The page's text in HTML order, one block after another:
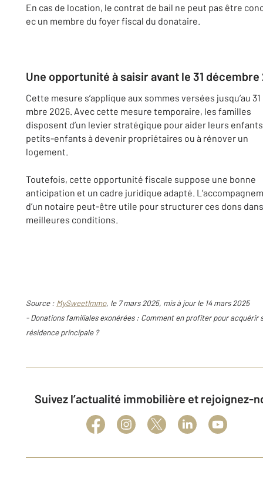
En cas de location, le contrat de bail ne peut pas être
ec un membre du foyer fiscal du donataire.
Une opportunité à saisir avant le 31 décembre
Cette mesure s’applique aux sommes versées jusqu’au
mbre 2026. Avec cette mesure temporaire, les familles
disposent d’un levier stratégique pour aider leurs
petits-enfants à devenir propriétaires ou à rénover un
logement.
Toutefois, cette opportunité fiscale suppose une bonne
anticipation et un cadre juridique adapté.
d’un notaire peut-être utile pour structurer ces dons
meilleures conditions.
Source : MySweetImmo, le 7 mars 2025, mis à jour le 14 mars 2025
- Donations familiales exonérées : Comment en profiter pour acquérir
résidence principale ?
Suivez l’actualité immobilière et rejoignez-